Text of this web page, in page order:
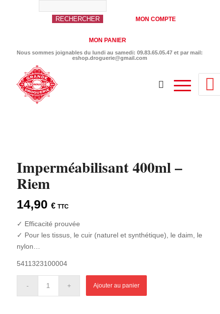
MON COMPTE
MON PANIER
Nous sommes joignables du lundi au samedi: 09.83.65.05.47 et par mail:
eshop.droguerie@gmail.com
Imperméabilisant 400ml –
Riem
14,90 € TTC
✓ Efficacité prouvée
✓ Pour les tissus, le cuir (naturel et synthétique), le daim, le
nylon…
5411323100004
Ajouter au panier